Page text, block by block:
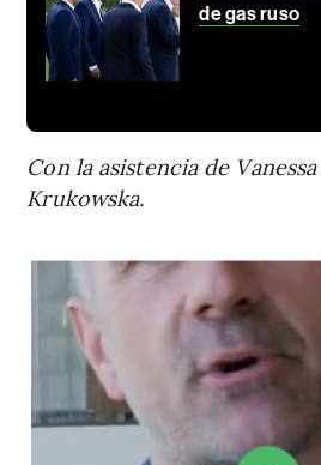
de gas ruso
Con la asistencia de
Krukowska.